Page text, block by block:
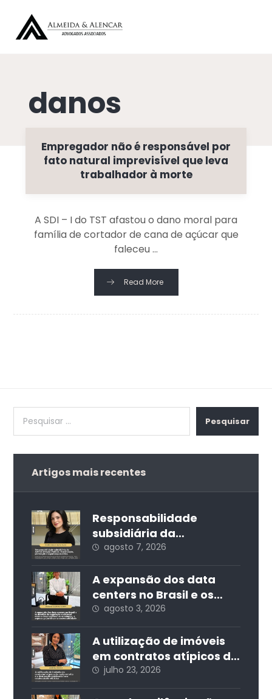
danos
Empregador não é responsável por
fato natural imprevisível que leva
trabalhador à morte
A SDI – I do TST afastou o dano moral para
família de cortador de cana de açúcar que
faleceu ...
Read More
Pesquisar
Artigos mais recentes
Responsabilidade
subsidiária da
Administração Pública:
fiscalização, prevenção
e segurança jurídica
agosto 7, 2026
A expansão dos data
centers no Brasil e os
desafios da regulação
ambiental: entre o
desenvolvimento
econômico, a segurança
jurídica e a
sustentabilidade
agosto 3, 2026
A utilização de imóveis
em contratos atípicos de
curta estadia e a
destinação residencial
julho 23, 2026